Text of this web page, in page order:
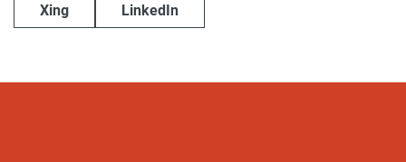
Xing LinkedIn